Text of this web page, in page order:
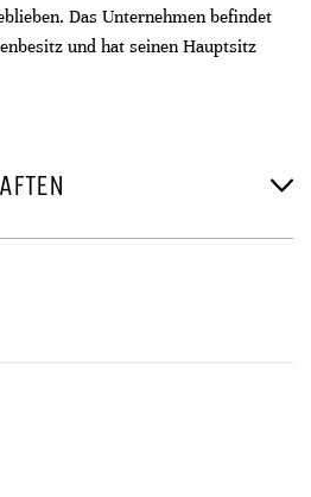
Das Unternehmen befindet
und hat seinen Hauptsitz